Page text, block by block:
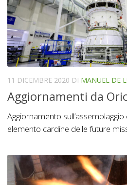
11 DICEMBRE 2020 DI MANUEL DE
Aggiornamenti da
Aggiornamento
elemento cardine delle future